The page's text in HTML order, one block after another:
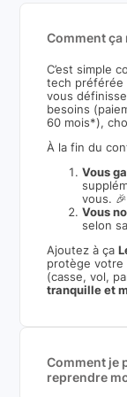
Comment ça
C’est simple
tech préférée
vous
besoins
60 mois*),
À la fin du
Vous
vous. 🎉
Vous
selon
Ajoutez à ça
protège votre
(casse, vol,
tranquille et
Comment je
reprendre